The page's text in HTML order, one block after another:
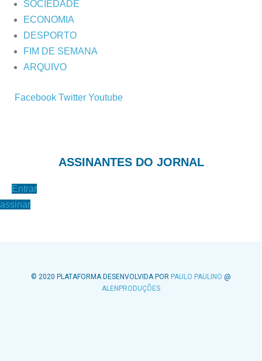
SOCIEDADE
ECONOMIA
DESPORTO
FIM DE SEMANA
ARQUIVO
Facebook Twitter Youtube
ASSINANTES DO JORNAL
Entrar
assinar
© 2020 PLATAFORMA DESENVOLVIDA POR PAULO PAULINO @
ALENPRODUÇÕES